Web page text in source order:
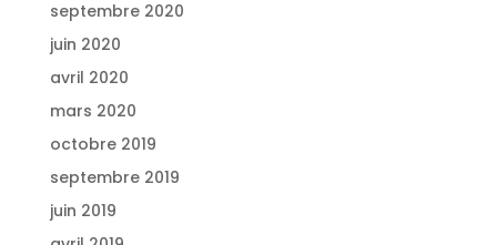
septembre 2020
juin 2020
avril 2020
mars 2020
octobre 2019
septembre 2019
juin 2019